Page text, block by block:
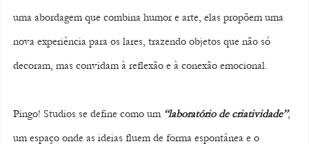
uma abordagem que combina humor e arte, elas propõem uma
nova experiência para os lares, trazendo objetos que não só
decoram, mas convidam à reflexão e à conexão emocional.
Pingo! Studios se define como um “laboratório de criatividade”,
um espaço onde as ideias fluem de forma espontânea e o